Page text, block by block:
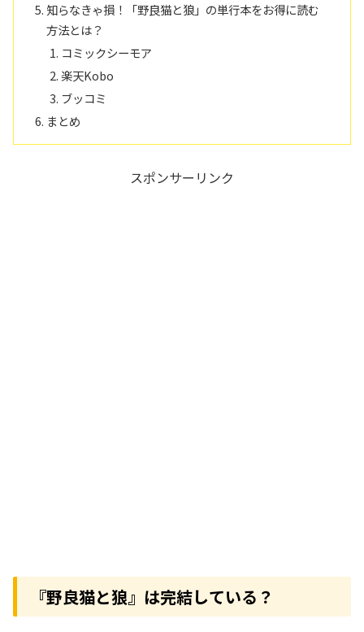
知らなきゃ損！「野良猫と狼」の単行本をお得に読む
方法とは？
コミックシーモア
楽天Kobo
ブッコミ
まとめ
スポンサーリンク
『野良猫と狼』は完結している？